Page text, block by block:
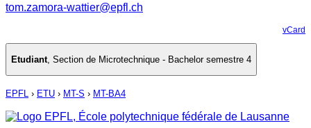
tom.zamora-wattier@epfl.ch
vCard
Etudiant, Section de Microtechnique - Bachelor semestre 4
EPFL › ETU › MT-S › MT-BA4